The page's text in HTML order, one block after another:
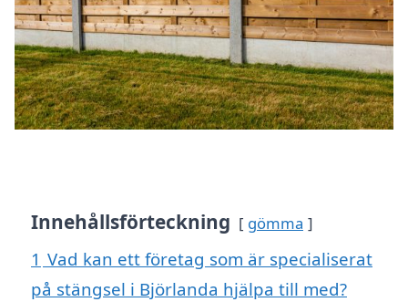
Innehållsförteckning gömma
1 Vad kan ett företag som är specialiserat
på stängsel i Björlanda hjälpa till med?